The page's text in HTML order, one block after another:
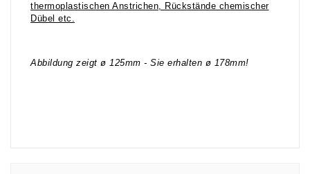
thermoplastischen Anstrichen, Rückstände chemischer
Dübel etc.
Abbildung zeigt ø 125mm - Sie erhalten ø 178mm!